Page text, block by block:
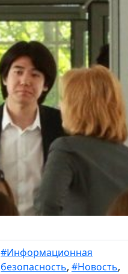
#Информационная
безопасность, #Новость,